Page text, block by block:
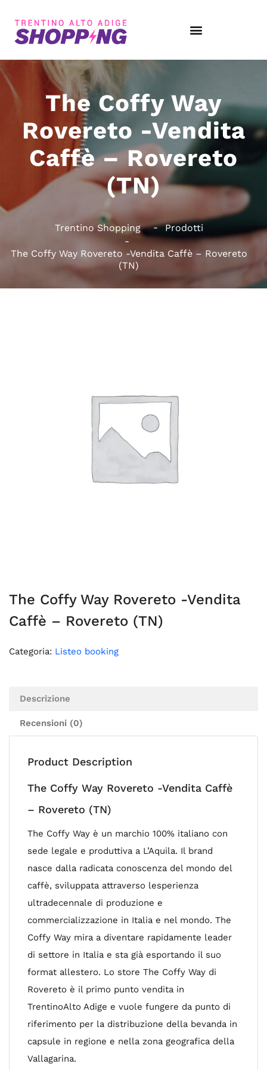
The Coffy Way
Rovereto -Vendita
Caffè – Rovereto
(TN)
Trentino Shopping Prodotti
The Coffy Way Rovereto -Vendita Caffè – Rovereto
(TN)
The Coffy Way Rovereto -Vendita
Caffè – Rovereto (TN)
Categoria: Listeo booking
Descrizione
Recensioni (0)
Product Description
The Coffy Way Rovereto -Vendita Caffè
– Rovereto (TN)
The Coffy Way è un marchio 100% italiano con
sede legale e produttiva a L’Aquila. Il brand
nasce dalla radicata conoscenza del mondo del
caffè, sviluppata attraverso lesperienza
ultradecennale di produzione e
commercializzazione in Italia e nel mondo. The
Coffy Way mira a diventare rapidamente leader
di settore in Italia e sta già esportando il suo
format allestero. Lo store The Coffy Way di
Rovereto è il primo punto vendita in
TrentinoAlto Adige e vuole fungere da punto di
riferimento per la distribuzione della bevanda in
capsule in regione e nella zona geografica della
Vallagarina.